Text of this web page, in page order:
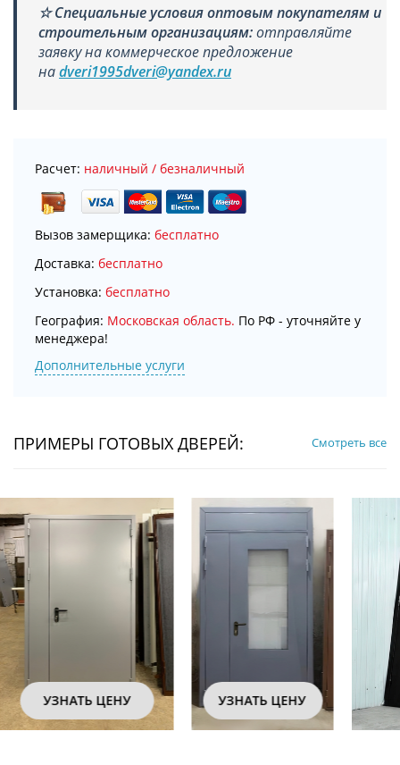
☆Специальные условия оптовым покупателям и
строительным организациям:отправляйте
заявку на коммерческое предложение
наdveri1995dveri@yandex.ru
Расчет: наличный / безналичный
Вызов замерщика: бесплатно
Доставка: бесплатно
Установка: бесплатно
География: Московская область. По РФ - уточняйте у
менеджера!
Дополнительные услуги
ПРИМЕРЫ ГОТОВЫХ ДВЕРЕЙ: Смотреть все
УЗНАТЬ ЦЕНУ УЗНАТЬ ЦЕНУ